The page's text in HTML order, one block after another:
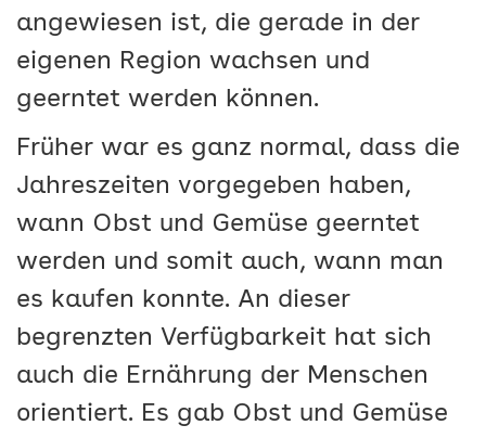
angewiesen ist, die gerade in der
eigenen Region wachsen und
geerntet werden können.
Früher war es ganz normal, dass die
Jahreszeiten vorgegeben haben,
wann Obst und Gemüse geerntet
werden und somit auch, wann man
es kaufen konnte. An dieser
begrenzten Verfügbarkeit hat sich
auch die Ernährung der Menschen
orientiert. Es gab Obst und Gemüse